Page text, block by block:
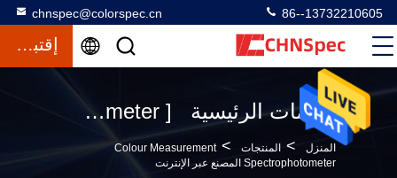
chnspec@colorspec.cn 86--13732210605
إقتباس
الكلمات الرئيسية [ colour measurement spectrophotometer ] تطابق 120 المنتجات
المنزل > المنتجات >
Colour Measurement
Spectrophotometer المصنع عبر الإنترنت